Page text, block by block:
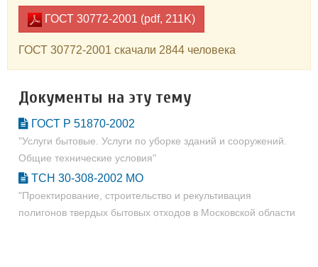
ГОСТ 30772-2001 (pdf, 211K)
ГОСТ 30772-2001 скачали 2844 человека
Документы на эту тему
ГОСТ Р 51870-2002
"Услуги бытовые. Услуги по уборке зданий и сооружений.
Общие технические условия"
ТСН 30-308-2002 МО
"Проектирование, строительство и рекультивация
полигонов твердых бытовых отходов в Московской области